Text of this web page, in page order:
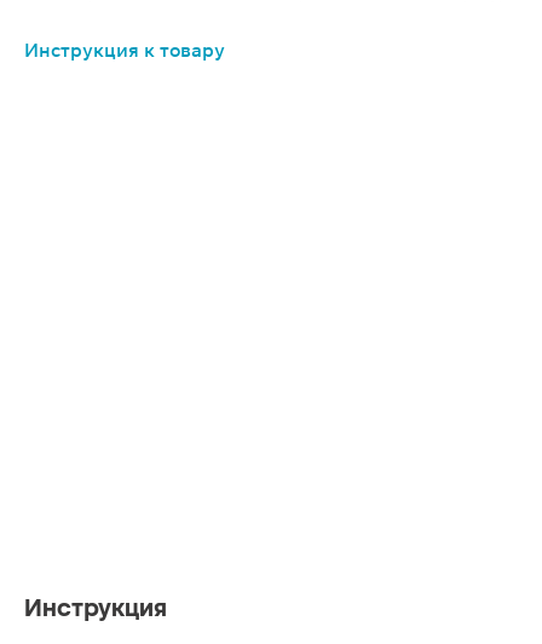
Инструкция к товару
Инструкция